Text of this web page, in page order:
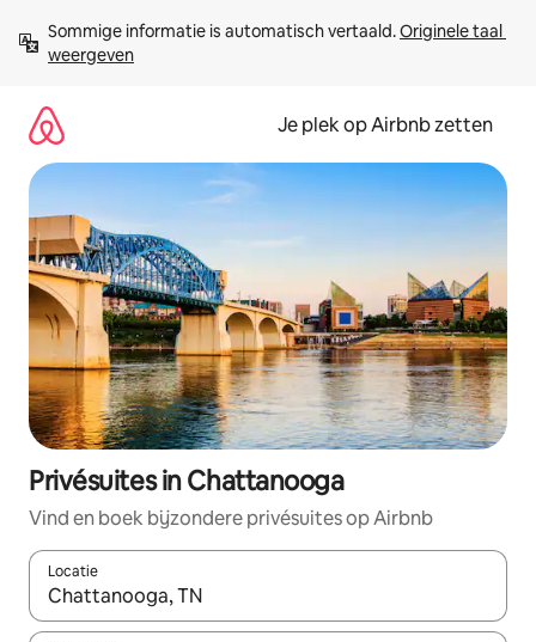
direct
naar
Sommige informatie is automatisch vertaald. Originele taal
weergeven
Je plek op Airbnb zetten
Privésuites in Chattanooga
Vind en boek bijzondere privésuites op Airbnb
Locatie
Wanneer er resultaten beschikbaar zijn, maak je een keuze